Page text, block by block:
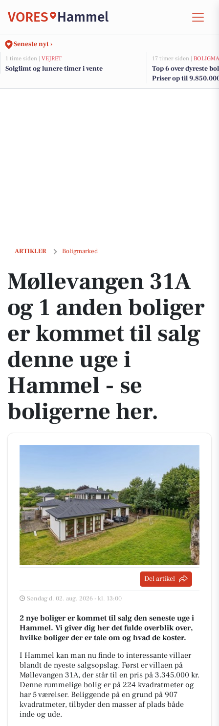
VORES Hammel
Seneste nyt ›
1 time siden | VEJRET
Solglimt og lunere timer i vente
17 timer siden |
Top 6 over dyreste
Priser op til
ARTIKLER Boligmarked
Møllevangen 31A og 1 anden boliger er kommet til salg denne uge i
Møllevangen 31A
og 1 anden boliger
er kommet til salg
denne uge i
Hammel - se
boligerne her.
Del artikel
Søndag d. 02. aug. 2026 - kl. 13:00
2 nye boliger er kommet til salg den seneste uge i
Hammel. Vi giver dig her det fulde overblik over,
hvilke boliger der er tale om og hvad de koster.
I Hammel kan man nu finde to interessante villaer
blandt de nyeste salgsopslag. Først er villaen på
Møllevangen 31A, der står til en pris på 3.345.000 kr.
Denne rummelige bolig er på 224 kvadratmeter og
har 5 værelser. Beliggende på en grund på 907
kvadratmeter, tilbyder den masser af plads både
inde og ude.